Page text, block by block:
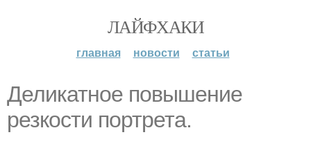
ЛАЙФХАКИ
главная новости статьи
Деликатное повышение
резкости портрета.